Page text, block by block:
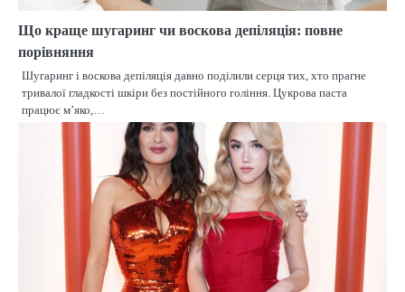
Що краще шугаринг чи воскова депіляція: повне
порівняння
Шугаринг і воскова депіляція давно поділили серця тих, хто прагне
тривалої гладкості шкіри без постійного гоління. Цукрова паста
працює м’яко,…